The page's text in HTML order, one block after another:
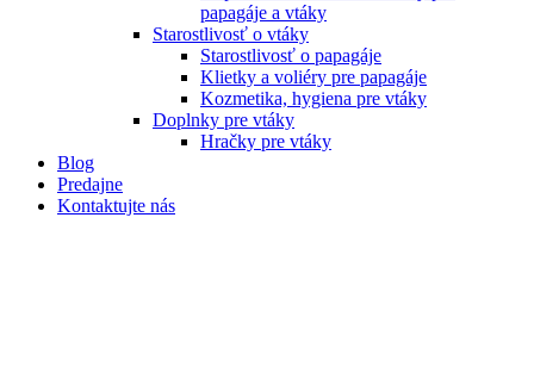
papagáje a vtáky
Starostlivosť o vtáky
Starostlivosť o papagáje
Klietky a voliéry pre papagáje
Kozmetika, hygiena pre vtáky
Doplnky pre vtáky
Hračky pre vtáky
Blog
Predajne
Kontaktujte nás